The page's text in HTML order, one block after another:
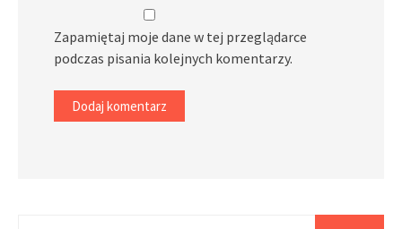
Zapamiętaj moje dane w tej przeglądarce
podczas pisania kolejnych komentarzy.